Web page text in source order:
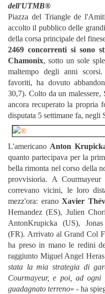
dell'UTMB®
Piazza del Triangle de
accolto il pubblico delle
della corsa principale del
2469 concorrenti si sono
Chamonix, sotto un sole
maltempo degli anni scorsi.
favoriti, ha dovuto
30,7). Colto da un
ancora recuperato la propria
disputata 5 settimane fa, negli
L'americano Anton
quanto partecipava per la
bella rimonta nel corso della
provvisioria. A
correvano vicini, le loro
mezz'ora: eranoXavier
Hernandez (ES), Julien
AntonKrupicka (US),
(FR). Arrivato al Grand Col
ha preso in mano le redini
raggiunto Miguel Angel
stata la mia strategia di
Courmayeur, e poi, ad
guadagnato terreno» - ha